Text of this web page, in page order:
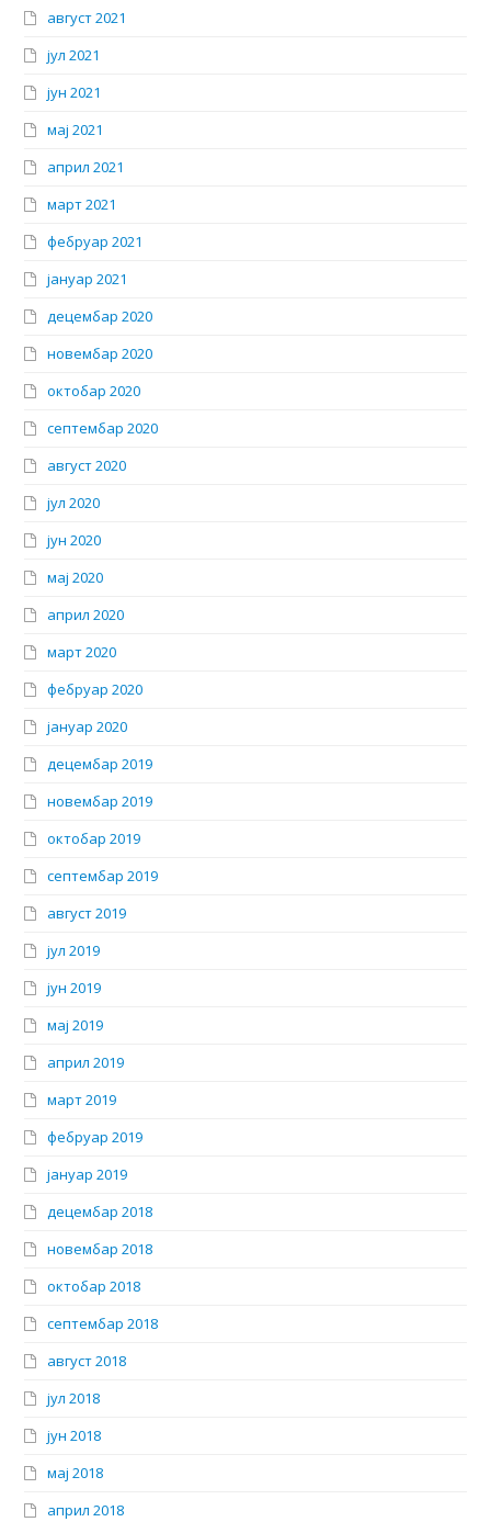
август 2021
јул 2021
јун 2021
мај 2021
април 2021
март 2021
фебруар 2021
јануар 2021
децембар 2020
новембар 2020
октобар 2020
септембар 2020
август 2020
јул 2020
јун 2020
мај 2020
април 2020
март 2020
фебруар 2020
јануар 2020
децембар 2019
новембар 2019
октобар 2019
септембар 2019
август 2019
јул 2019
јун 2019
мај 2019
април 2019
март 2019
фебруар 2019
јануар 2019
децембар 2018
новембар 2018
октобар 2018
септембар 2018
август 2018
јул 2018
јун 2018
мај 2018
април 2018